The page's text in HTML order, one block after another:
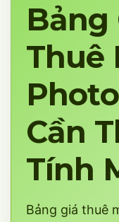
Bảng
Thuê
Cần
Tính
Bảng giá thuê